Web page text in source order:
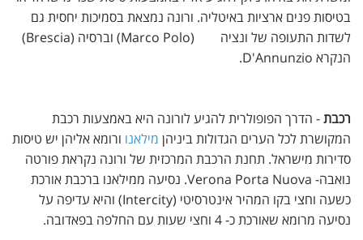
בטיסות פנים ארציות באיטליה. ורונה נמצאת בסמיכות יחסית גם
לשדות התעופה של ונציה (Marco Polo) וברסיה (Brescia)
הנקרא D'Annunzio.
רכבת- הדרך הפופולרית להגיע לורונה היא באמצעות רכבת
המקושרת לכל הערים הגדולות ביניהן מילאנו ורומא אליהן יש טיסות
סדירות מישראל. תחנת הרכבת המרכזית של ורונה נקראת פורטה
נואבה- Verona Porta Nuova. נסיעה ממילאנו ברכבת אורכת
כשעה וחצי בקו המהיר אינטרסיטי (Intercity) והיא עדיפה על
נסיעה מרומא שאורכת כ- 4 וחצי שעות עם החלפה בפאדובה.